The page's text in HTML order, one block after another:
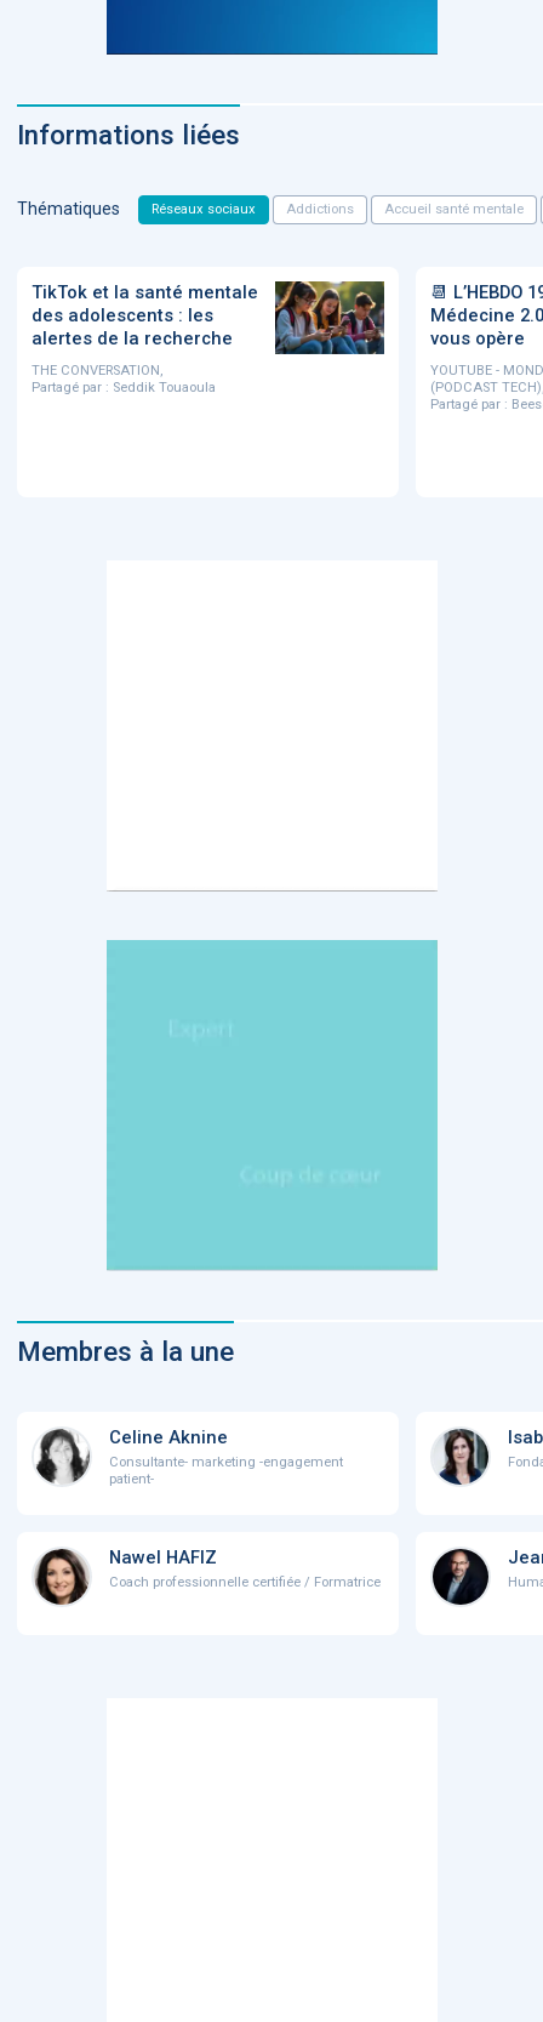
Informations liées
Thématiques Réseaux sociaux Addictions Accueil santé mentale
TikTok et la santé mentale
des adolescents : les
alertes de la recherche
THE CONVERSATION,
Partagé par : Seddik Touaoula
📆 L’HEBDO
Médecine
vous opère
YOUTUBE -
(PODCAST TECH),
Partagé par :
Membres à la une
Celine Aknine
Consultante- marketing -engagement
patient-
Nawel HAFIZ
Coach professionnelle certifiée / Formatrice